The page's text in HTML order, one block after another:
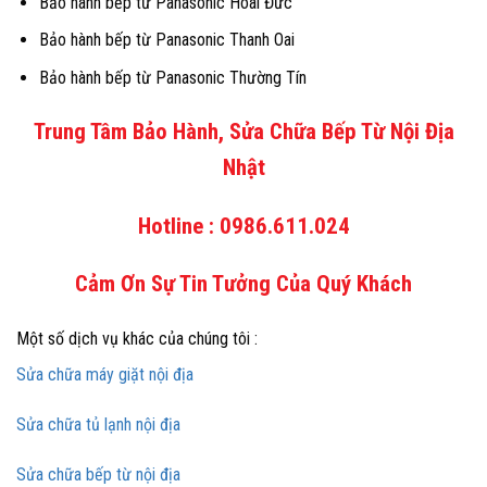
Bảo hành bếp từ Panasonic Thanh Oai
Bảo hành bếp từ Panasonic Thường Tín
Trung Tâm Bảo Hành, Sửa Chữa Bếp Từ Nội Địa
Nhật
Hotline : 0986.611.024
Cảm Ơn Sự Tin Tưởng Của Quý Khách
Một số dịch vụ khác của chúng tôi :
Sửa chữa máy giặt nội địa
Sửa chữa tủ lạnh nội địa
Sửa chữa bếp từ nội địa